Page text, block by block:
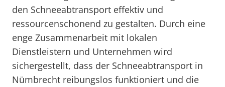
den Schneeabtransport effektiv und
ressourcenschonend zu gestalten. Durch eine
enge Zusammenarbeit mit lokalen
Dienstleistern und Unternehmen wird
sichergestellt, dass der Schneeabtransport in
Nümbrecht reibungslos funktioniert und die